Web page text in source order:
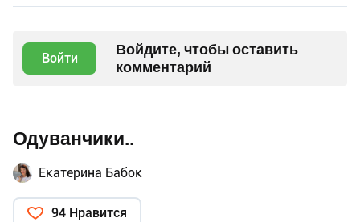
Войти
Войдите, чтобы оставить
комментарий
Одуванчики..
Екатерина Бабок
94 Нравится